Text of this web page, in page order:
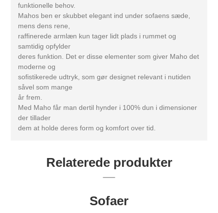
funktionelle behov.
Mahos ben er skubbet elegant ind under sofaens sæde,
mens dens rene,
raffinerede armlæn kun tager lidt plads i rummet og
samtidig opfylder
deres funktion. Det er disse elementer som giver Maho det
moderne og
sofistikerede udtryk, som gør designet relevant i nutiden
såvel som mange
år frem.
Med Maho får man dertil hynder i 100% dun i dimensioner
der tillader
dem at holde deres form og komfort over tid.
Relaterede produkter
Sofaer